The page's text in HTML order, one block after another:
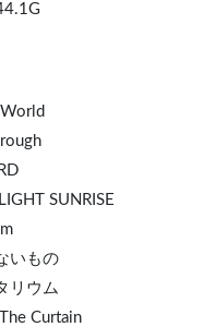
SUNRISE
いもの
リウム
Curtain